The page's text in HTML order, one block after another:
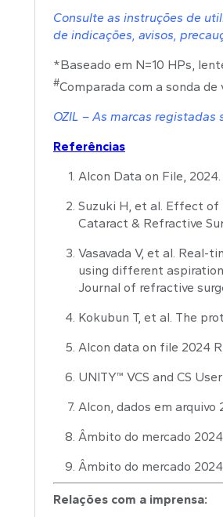
Consulte as instruções de
de indicações, avisos,
*Baseado em N=10 HPs,
#Comparada com a sonda
OZIL – As marcas
Referências
Alcon Data on File,
Suzuki H, et al. Effect
Cataract & Refractive
Vasavada V, et al. Real-
using different
Journal of refractive
Kokubun T, et al. The
Alcon data on file 2024
UNITY™ VCS and CS
Alcon, dados em arquivo
Âmbito do mercado
Âmbito do mercado
Relações com a imprensa: